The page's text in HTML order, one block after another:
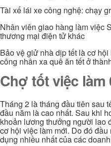
Tài xế lái xe công nghệ: chạy
Nhân viên giao hàng làm việc
thương mại điện tử khác
Bảo vệ giử nhà dịp tết là cơ
công nhân xa quê ăn tết ở
Chợ tốt việc làm
Tháng 2 là tháng đầu tiên sau
đầu năm là cao nhất. Sau khi
khoản lương thưởng người lao
cơ hội việc làm mới. Do đó
dụng nhiều nhất của các